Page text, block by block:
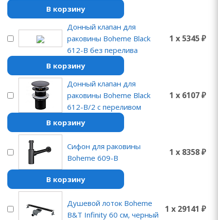
В корзину
Донный клапан для
раковины Boheme Black
612-B без перелива
1 x 5345 ₽
В корзину
Донный клапан для
раковины Boheme Black
612-B/2 с переливом
1 x 6107 ₽
В корзину
Сифон для раковины
Boheme 609-B
1 x 8358 ₽
В корзину
Душевой лоток Boheme
B&T Infinity 60 см, черный
1 x 29141 ₽